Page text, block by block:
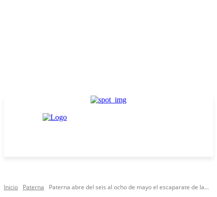
Inicio Paterna Paterna abre del seis al ocho de mayo el escaparate de la...